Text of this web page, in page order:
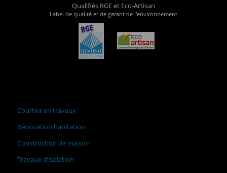
Qualifiés RGE et Eco-Artisan
Label de qualité et de garant de l'environnement
Courtier en travaux
Rénovation habitation
Construction de maison
Travaux d’isolation